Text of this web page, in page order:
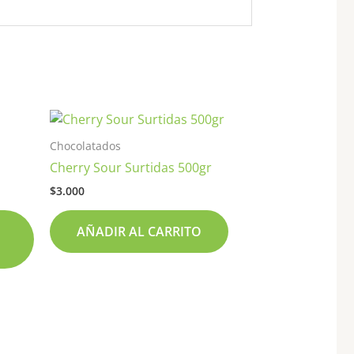
Este
producto
tiene
múltiples
variantes.
Las
opciones
Chocolatados
Cherry Sour Surtidas 500gr
$3.000
AÑADIR AL CARRITO